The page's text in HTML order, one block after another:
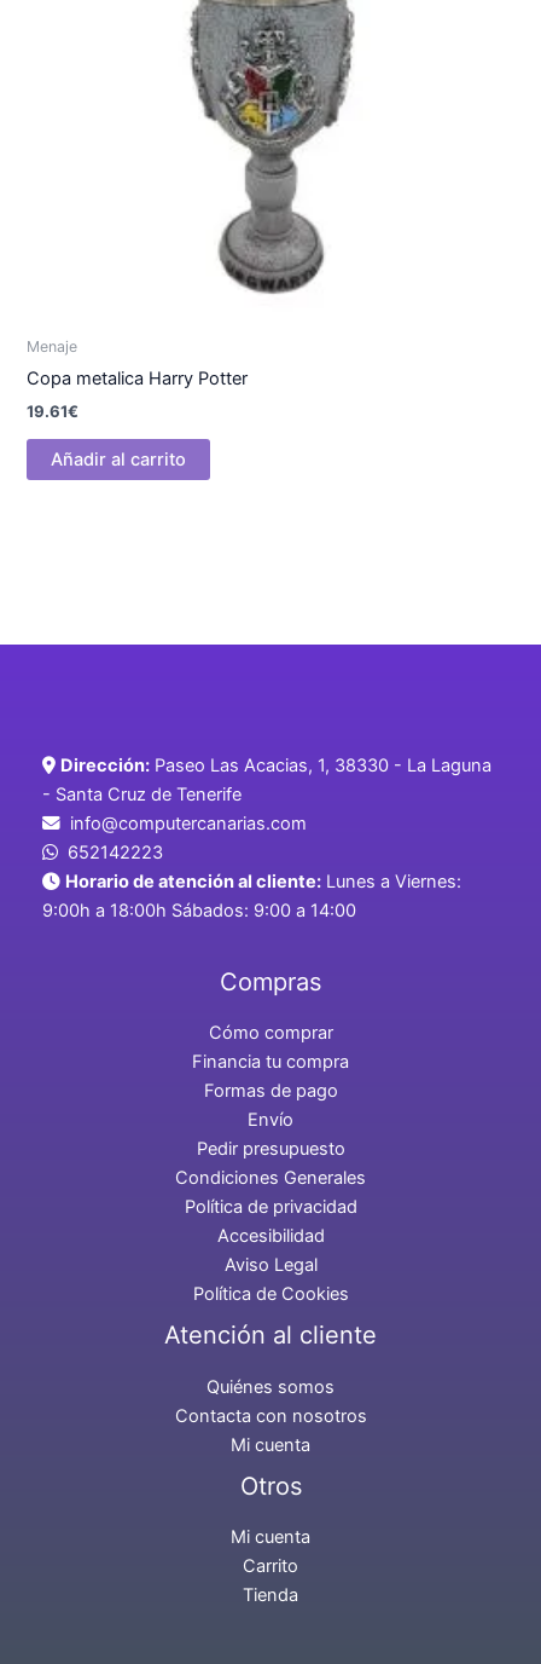
Menaje
Copa metalica Harry Potter
19.61€
Añadir al carrito
Dirección: Paseo Las Acacias, 1, 38330 - La Laguna
- Santa Cruz de Tenerife
info@computercanarias.com
652142223
Horario de atención al cliente: Lunes a Viernes:
9:00h a 18:00h Sábados: 9:00 a 14:00
Compras
Cómo comprar
Financia tu compra
Formas de pago
Envío
Pedir presupuesto
Condiciones Generales
Política de privacidad
Accesibilidad
Aviso Legal
Política de Cookies
Atención al cliente
Quiénes somos
Contacta con nosotros
Mi cuenta
Otros
Mi cuenta
Carrito
Tienda